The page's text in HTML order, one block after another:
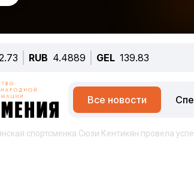
RUB 4.4889 GEL 139.83
Все новости
спортсменка Сюзи Кентикян провела